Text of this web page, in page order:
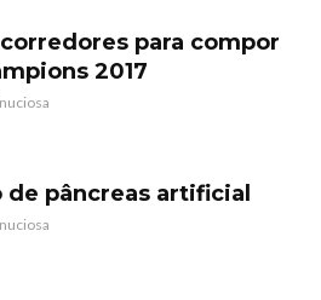
para compor
2017
de pâncreas artificial